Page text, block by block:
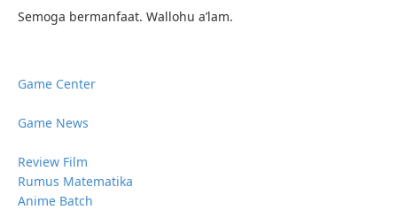
Semoga bermanfaat. Wallohu a’lam.
Game Center
Game News
Review Film
Rumus Matematika
Anime Batch